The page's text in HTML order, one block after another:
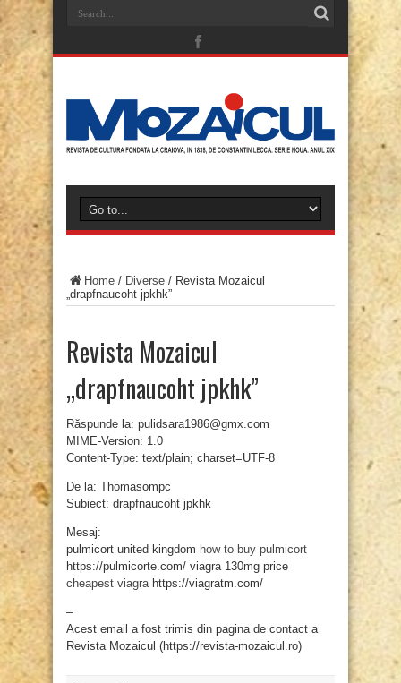
Home / Diverse / Revista Mozaicul
„drapfnaucoht jpkhk”
Revista Mozaicul
„drapfnaucoht jpkhk”
Răspunde la: pulidsara1986@gmx.com
MIME-Version: 1.0
Content-Type: text/plain; charset=UTF-8
De la: Thomasompc
Subiect: drapfnaucoht jpkhk
Mesaj:
pulmicort united kingdom how to buy pulmicort
https://pulmicorte.com/ viagra 130mg price
cheapest viagrahttps://viagratm.com/
–
Acest email a fost trimis din pagina de contact a
Revista Mozaicul (https://revista-mozaicul.ro)